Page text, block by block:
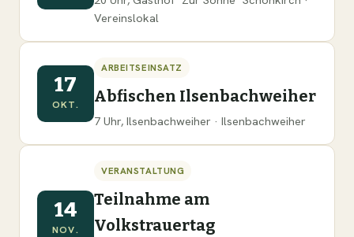
Vereinslokal
17
OKT.
ARBEITSEINSATZ
Abfischen Ilsenbachweiher
7 Uhr, Ilsenbachweiher · Ilsenbachweiher
14
NOV.
VERANSTALTUNG
Teilnahme am
Volkstrauertag